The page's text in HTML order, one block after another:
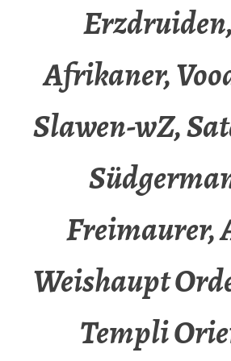
Afrikaner,
Slawen-wZ,
Freimaurer,
Weishaupt
Templi